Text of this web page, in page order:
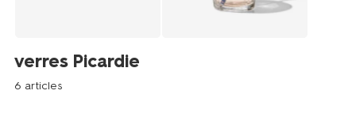
verres Picardie
6 articles